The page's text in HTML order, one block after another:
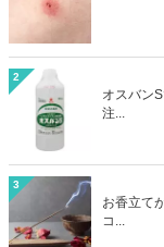
2
オスバン
注...
3
お香立て
コ...